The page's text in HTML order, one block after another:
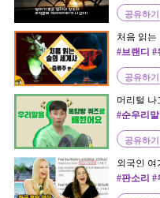
공유하기
처음 읽는
스키, 브
#브랜디 #
공유하기
머리털
옥문아)
#순우리
공유하기
외국인 여
을 처음으
#판소리 #